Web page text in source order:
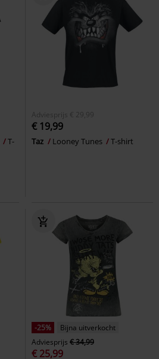
T-
Adviesprijs € 29,99
€ 19,99
Taz Looney Tunes T-shirt
-25%
Bijna uitverkocht
Adviesprijs € 34,99
€ 25,99